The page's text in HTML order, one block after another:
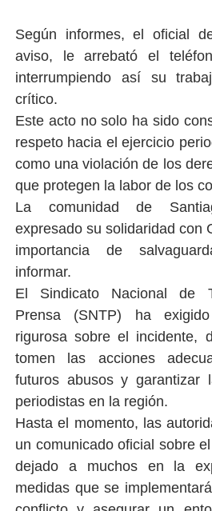
Según informes, el oficial
aviso, le arrebató el
interrumpiendo así su
crítico.
Este acto no solo ha sido
respeto hacia el ejercicio
como una violación de los
que protegen la labor de los
La comunidad de
expresado su solidaridad con
importancia de
informar.
El Sindicato Nacional de
Prensa (SNTP) ha
rigurosa sobre el incidente,
tomen las acciones
futuros abusos y garantizar
periodistas en la región.
Hasta el momento, las
un comunicado oficial sobre
dejado a muchos en la
medidas que se